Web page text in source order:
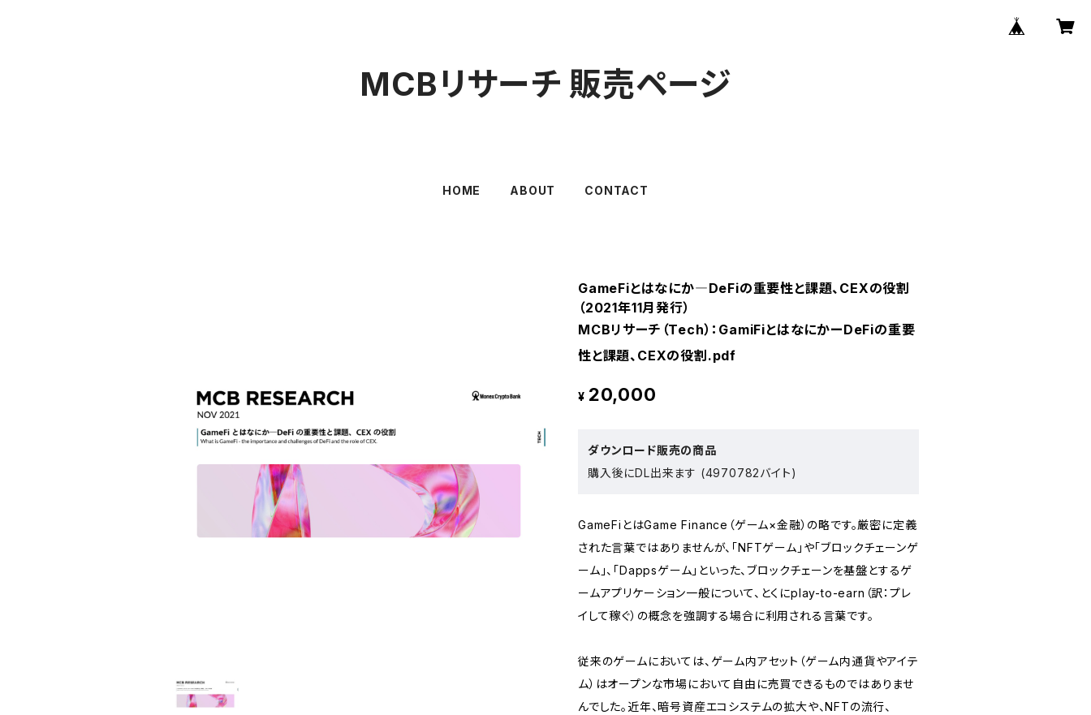
MCBリサーチ 販売ページ
HOME ABOUT CONTACT
GameFiとはなにか―DeFiの重要性と課題、CEXの役割
（2021年11月発行）
MCBリサーチ（Tech）：GamiFiとはなにかーDeFiの重要
性と課題、CEXの役割.pdf
¥ 20,000
ダウンロード販売の商品
購入後にDL出来ます (4970782バイト)
GameFiとはGame Finance（ゲーム×金融）の略です。厳密に定義
された言葉ではありませんが、「NFTゲーム」や「ブロックチェーンゲ
ーム」、「Dappsゲーム」といった、ブロックチェーンを基盤とするゲ
ームアプリケーション一般について、とくにplay-to-earn（訳：プレ
イして稼ぐ）の概念を強調する場合に利用される言葉です。
従来のゲームにおいては、ゲーム内アセット（ゲーム内通貨やアイテ
ム）はオープンな市場において自由に売買できるものではありませ
んでした。近年、暗号資産エコシステムの拡大や、NFTの流行、